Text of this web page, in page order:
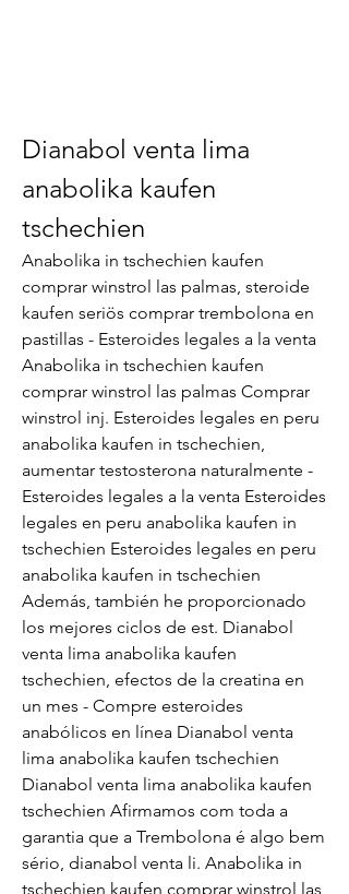
Dianabol venta lima
anabolika kaufen
tschechien
Anabolika in tschechien kaufen
comprar winstrol las palmas, steroide
kaufen seriös comprar trembolona en
pastillas - Esteroides legales a la venta
Anabolika in tschechien kaufen
comprar winstrol las palmas Comprar
winstrol inj. Esteroides legales en peru
anabolika kaufen in tschechien,
aumentar testosterona naturalmente -
Esteroides legales a la venta Esteroides
legales en peru anabolika kaufen in
tschechien Esteroides legales en peru
anabolika kaufen in tschechien
Además, también he proporcionado
los mejores ciclos de est. Dianabol
venta lima anabolika kaufen
tschechien, efectos de la creatina en
un mes - Compre esteroides
anabólicos en línea Dianabol venta
lima anabolika kaufen tschechien
Dianabol venta lima anabolika kaufen
tschechien Afirmamos com toda a
garantia que a Trembolona é algo bem
sério, dianabol venta li. Anabolika in
tschechien kaufen comprar winstrol las